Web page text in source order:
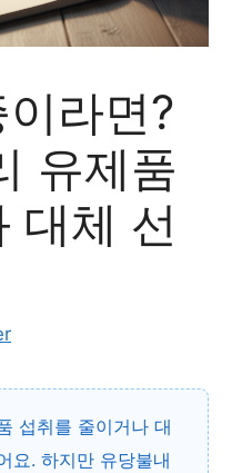
라면?
유제품
대체 선
섭취를 줄이거나 대
요. 하지만 유당불내